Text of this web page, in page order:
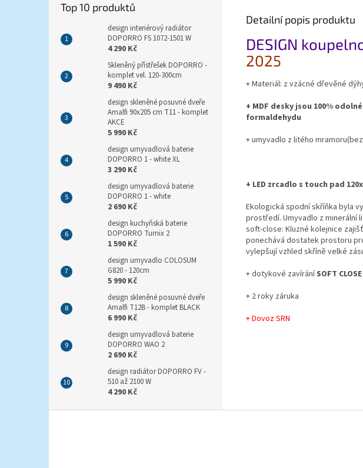
Top 10 produktů
design interiérový radiátor
DOPORRO FS 1072-1501 W
4 290 Kč
Skleněný přístřešek DOPORRO -
komplet vel. 120-300cm
9 490 Kč
design skleněné posuvné dveře
Amalfi 90x205 cm T11 - komplet
AKCE
5 990 Kč
design umyvadlová baterie
DOPORRO 1 - white XL
3 290 Kč
design umyvadlová baterie
DOPORRO 1 - white
2 690 Kč
design kuchyňská baterie
DOPORRO Turnix 2
1 590 Kč
design umyvadlo COLOSUM
G820 - 120cm
5 990 Kč
design skleněné posuvné dveře
Amalfi T12B - komplet BLACK
6 990 Kč
design umyvadlová baterie
DOPORRO WAO 2
2 690 Kč
design radiátor DOPORRO FV -
510 až 2100 W
4 290 Kč
Detailní popis produktu
DESIGN
2025
+ Materiál: z vzácné dřevěné
+ MDF desky jsou 100%
formaldehydu
+ umyvadlo z litého
- anthrazit
+ LED zrcadlo s touch pad
Ekologická spodní skříňka byla
prostředí. Umyvadlo z minerální
soft-close: Kluzné kolejnice
ponechává dostatek prostoru
vylepšují vzhled skříně velké
+ dotykové zavíráníSOFT CLOSE
+ 2 roky záruka
+ Dovoz SRN